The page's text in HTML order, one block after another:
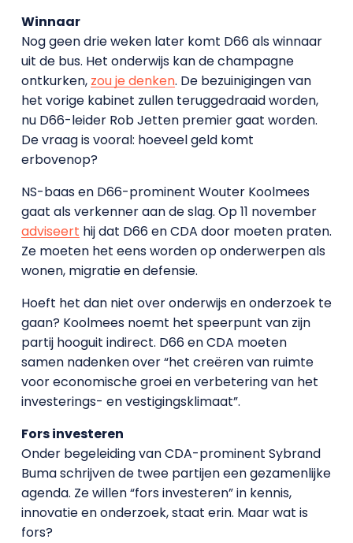
Winnaar
Nog geen drie weken later komt D66 als winnaar
uit de bus. Het onderwijs kan de champagne
ontkurken, zou je denken. De bezuinigingen van
het vorige kabinet zullen teruggedraaid worden,
nu D66-leider Rob Jetten premier gaat worden.
De vraag is vooral: hoeveel geld komt
erbovenop?
NS-baas en D66-prominent Wouter Koolmees
gaat als verkenner aan de slag. Op 11 november
adviseert hij dat D66 en CDA door moeten praten.
Ze moeten het eens worden op onderwerpen als
wonen, migratie en defensie.
Hoeft het dan niet over onderwijs en onderzoek te
gaan? Koolmees noemt het speerpunt van zijn
partij hooguit indirect. D66 en CDA moeten
samen nadenken over “het creëren van ruimte
voor economische groei en verbetering van het
investerings- en vestigingsklimaat”.
Fors investeren
Onder begeleiding van CDA-prominent Sybrand
Buma schrijven de twee partijen een gezamenlijke
agenda. Ze willen “fors investeren” in kennis,
innovatie en onderzoek, staat erin. Maar wat is
fors?